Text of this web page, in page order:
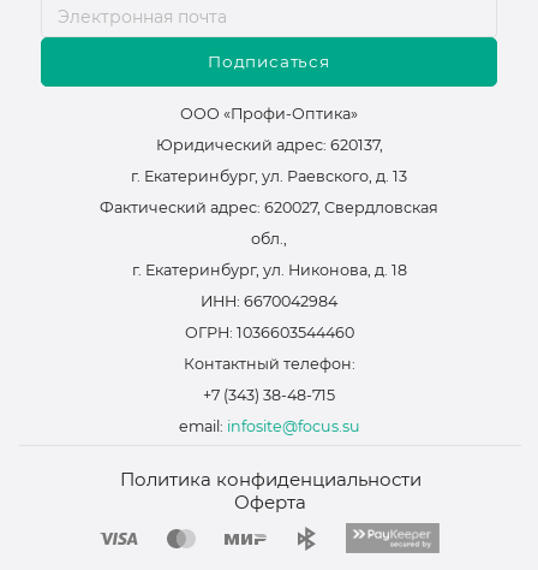
Подписаться
ООО «Профи-Оптика»
Юридический адрес: 620137,
г. Екатеринбург, ул. Раевского, д. 13
Фактический адрес: 620027, Свердловская
обл.,
г. Екатеринбург, ул. Никонова, д. 18
ИНН: 6670042984
ОГРН: 1036603544460
Контактный телефон:
+7 (343) 38-48-715
email: infosite@focus.su
Политика конфиденциальности
Оферта